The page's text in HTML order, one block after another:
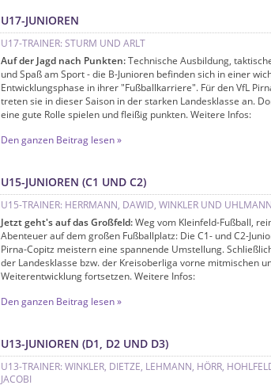
U17-JUNIOREN
U17-TRAINER: STURM UND ARLT
Auf der Jagd nach Punkten:Technische Ausbildung,
und Spaß am Sport - die B-Junioren befinden sich in einer
Entwicklungsphase in ihrer "Fußballkarriere". Für den VfL
treten sie in dieser Saison in der starken Landesklasse an.
eine gute Rolle spielen und fleißig punkten. Weitere Infos:
Den ganzen Beitrag lesen »
U15-JUNIOREN (C1 UND C2)
U15-TRAINER: HERRMANN, DAWID, WINKLER UND UHLMANN
Jetzt geht's auf das Großfeld:Weg vom Kleinfeld-Fußball,
Abenteuer auf dem großen Fußballplatz: Die C1- und C2-
Pirna-Copitz meistern eine spannende Umstellung.
der Landesklasse bzw. der Kreisoberliga vorne mitmischen
Weiterentwicklung fortsetzen. Weitere Infos:
Den ganzen Beitrag lesen »
U13-JUNIOREN (D1, D2 UND D3)
U13-TRAINER: WINKLER, DIETZE, LEHMANN, HÖRR,
JACOBI